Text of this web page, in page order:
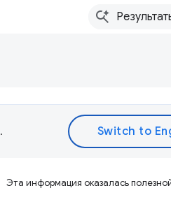
.
Эта информация оказалась